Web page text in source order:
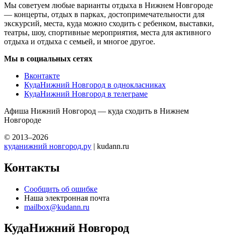
Мы советуем любые варианты отдыха в Нижнем Новгороде
— концерты, отдых в парках, достопримечательности для
экскурсий, места, куда можно сходить с ребенком, выставки,
театры, шоу, спортивные мероприятия, места для активного
отдыха и отдыха с семьей, и многое другое.
Мы в социальных сетях
Вконтакте
КудаНижний Новгород в однокласниках
КудаНижний Новгород в телеграме
Афиша Нижний Новгород — куда сходить в Нижнем
Новгороде
© 2013–2026
куданижний новгород.ру | kudann.ru
Контакты
Сообщить об ошибке
Наша электронная почта
mailbox@kudann.ru
КудаНижний Новгород